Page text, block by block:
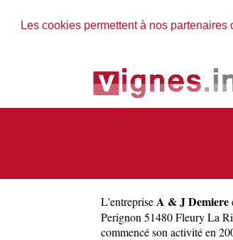
Les cookies permettent à nos
L'entreprise A & J Demiere
Perignon 51480 Fleury La
commencé son activité en